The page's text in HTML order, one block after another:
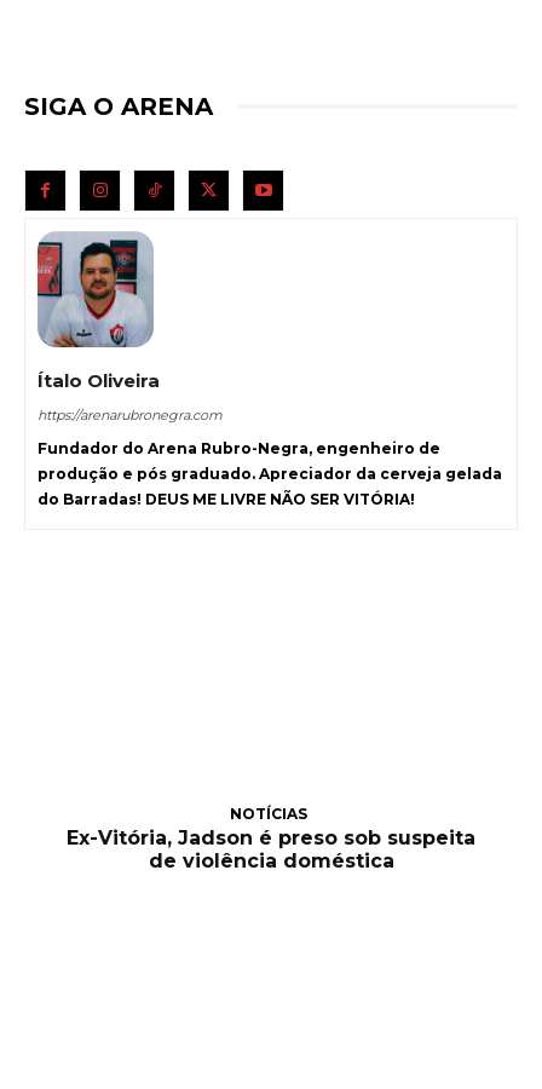
SIGA O ARENA
Ítalo Oliveira
https://arenarubronegra.com
Fundador do Arena Rubro-Negra, engenheiro de
produção e pós graduado. Apreciador da cerveja gelada
do Barradas! DEUS ME LIVRE NÃO SER VITÓRIA!
NOTÍCIAS
Ex-Vitória, Jadson é preso sob suspeita
de violência doméstica